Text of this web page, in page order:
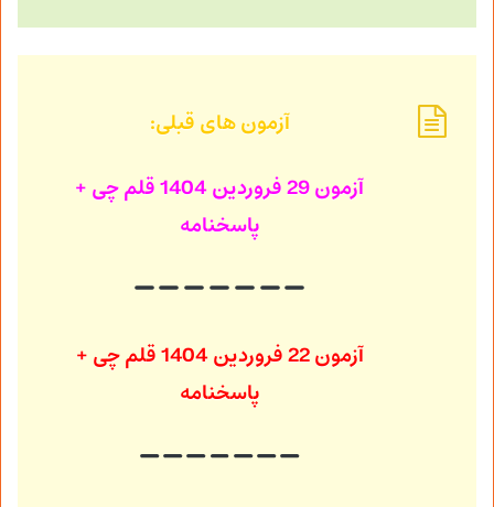
آزمون های قبلی:
آزمون 29 فروردین 1404
قلم چی +
پاسخنامه
آزمون 22 فروردین 1404
قلم چی +
پاسخنامه